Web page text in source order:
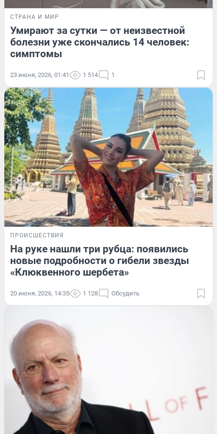
СТРАНА И МИР
Умирают за сутки — от неизвестной
болезни уже скончались 14 человек:
симптомы
23 июня, 2026, 01:41 1 514 1
ПРОИСШЕСТВИЯ
На руке нашли три рубца: появились
новые подробности о гибели звезды
«Клюквенного шербета»
20 июня, 2026, 14:35 1 128 Обсудить